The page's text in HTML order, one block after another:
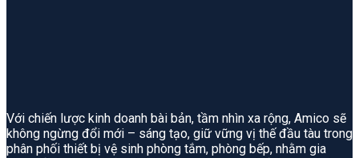
Với chiến lược kinh doanh bài bản, tầm nhìn xa rộng, Amico sẽ
không ngừng đổi mới – sáng tạo, giữ vững vị thế đầu tàu trong
phân phối thiết bị vệ sinh phòng tắm, phòng bếp, nhằm gia